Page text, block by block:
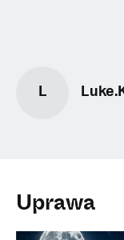
L
Uprawa